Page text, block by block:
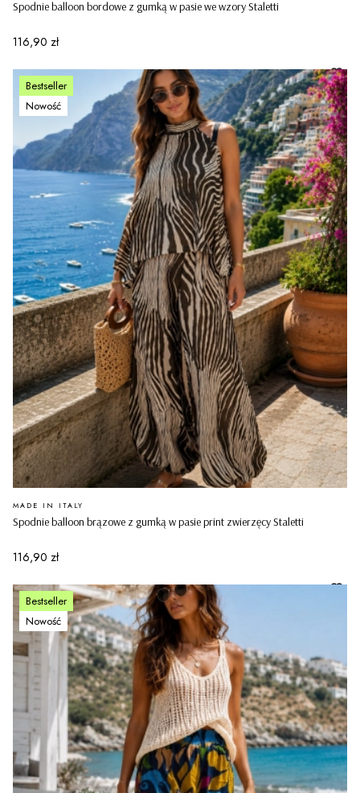
Spodnie balloon bordowe z gumką w pasie we wzory Staletti
Cena
116,90 zł
Bestseller
Nowość
Spodnie balloon brązowe z gumką w pasie print zwierzęcy Staletti
PRODUCENT
MADE IN ITALY
Cena
116,90 zł
Bestseller
Nowość